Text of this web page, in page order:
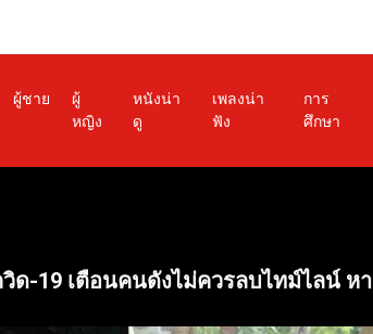
ผู้ชาย
ผู้
หญิง
หนังน่า
ดู
เพลงน่า
ฟัง
การ
ศึกษา
ด-19 เตือนคนดังไม่ควรลบไทม์ไลน์ ห